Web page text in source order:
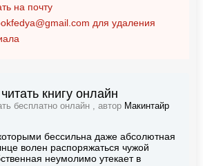
на почту
для удаления
книгу онлайн
бесплатно онлайн , автор Макинтайр
бессильна даже абсолютная
волен распоряжаться чужой
неумолимо утекает в